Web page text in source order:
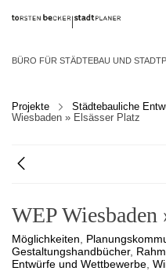
BÜRO FÜR STÄDTEBAU UND
Projekte Städtebauliche
Wiesbaden » Elsässer Platz
WEP Wiesbaden
Möglichkeiten
Gestaltungshandbücher,
Entwürfe und Wettbewerbe